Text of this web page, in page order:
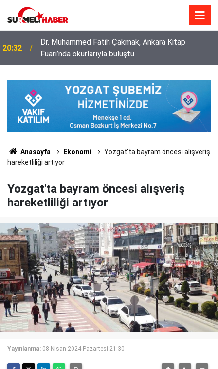
20:32
Dr. Muhammed Fatih Çakmak, Ankara Kitap
Fuarı’nda okurlarıyla buluştu
14:52
Diyanet İşleri Başkanlığı ile Türkiye Diyanet Vakfı
milyonları sevindirdi
Anasayfa Ekonomi
Yozgat'ta bayram öncesi alışveriş
hareketliliği artıyor
Yozgat'ta bayram öncesi alışveriş
hareketliliği artıyor
Yayınlanma: 08 Nisan 2024 Pazartesi 21:30